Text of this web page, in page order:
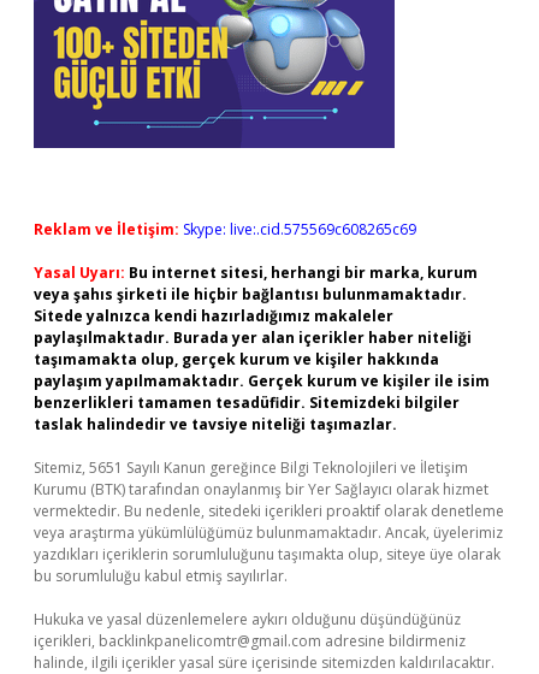
Reklam ve İletişim: Skype: live:.cid.575569c608265c69
Yasal Uyarı: Bu internet sitesi, herhangi bir marka, kurum
veya şahıs şirketi ile hiçbir bağlantısı bulunmamaktadır.
Sitede yalnızca kendi hazırladığımız makaleler
paylaşılmaktadır. Burada yer alan içerikler haber niteliği
taşımamakta olup, gerçek kurum ve kişiler hakkında
paylaşım yapılmamaktadır. Gerçek kurum ve kişiler ile isim
benzerlikleri tamamen tesadüfidir. Sitemizdeki bilgiler
taslak halindedir ve tavsiye niteliği taşımazlar.
Sitemiz, 5651 Sayılı Kanun gereğince Bilgi Teknolojileri ve İletişim
Kurumu (BTK) tarafından onaylanmış bir Yer Sağlayıcı olarak hizmet
vermektedir. Bu nedenle, sitedeki içerikleri proaktif olarak denetleme
veya araştırma yükümlülüğümüz bulunmamaktadır. Ancak, üyelerimiz
yazdıkları içeriklerin sorumluluğunu taşımakta olup, siteye üye olarak
bu sorumluluğu kabul etmiş sayılırlar.
Hukuka ve yasal düzenlemelere aykırı olduğunu düşündüğünüz
içerikleri, backlinkpanelicomtr@gmail.com adresine bildirmeniz
halinde, ilgili içerikler yasal süre içerisinde sitemizden kaldırılacaktır.